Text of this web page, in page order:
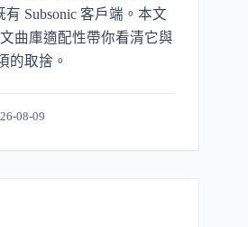
有 Subsonic 客戶端。本文
曲庫適配性帶你看清它與
的取捨。
08-09